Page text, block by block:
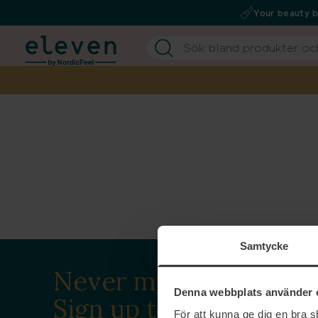
Samtycke
Denna webbplats använder
För att kunna ge dig en bra
Your beauty
Never miss a beat.
Sign up to our